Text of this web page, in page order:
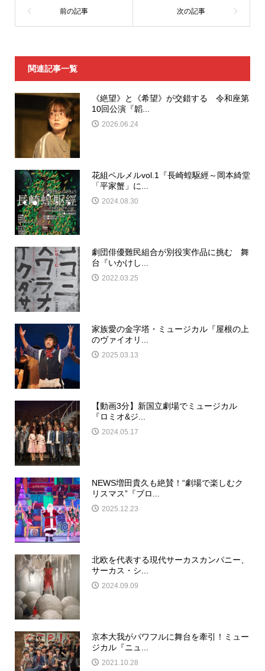
関連記事一覧
《絶望》と《希望》が交錯する 令和座第
10回公演『韜...
2026.06.24
花組ペルメルvol.1『長崎蝗駆經～岡本綺堂
「平家蟹」に...
2024.08.30
劇団俳優難民組合が別役実作品に挑む 舞
台『いかけし...
2022.03.25
家族愛の金字塔・ミュージカル『屋根の上
のヴァイオリ...
2025.03.13
【動画3分】新国立劇場でミュージカル
『ロミオ&ジ...
2024.05.17
NEWS増田貴久も絶賛！“劇場で楽しむク
リスマス”『ブロ...
2025.12.23
北欧を代表する現代サーカスカンパニー、
サーカス・シ...
2024.09.09
京本大我がパワフルに舞台を牽引！ミュー
ジカル『ニュ...
2021.10.28